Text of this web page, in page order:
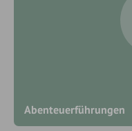
Abenteuerführungen